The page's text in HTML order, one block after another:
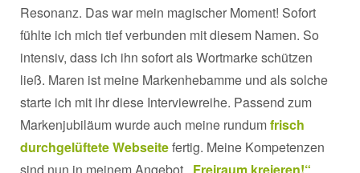
Resonanz. Das war mein magischer Moment! Sofort
fühlte ich mich tief verbunden mit diesem Namen. So
intensiv, dass ich ihn sofort als Wortmarke schützen
ließ. Maren ist meine Markenhebamme und als solche
starte ich mit ihr diese Interviewreihe. Passend zum
Markenjubiläum wurde auch meine rundumfrisch
durchgelüftete Webseitefertig. Meine Kompetenzen
sind nun in meinem Angebot „Freiraum kreieren!“